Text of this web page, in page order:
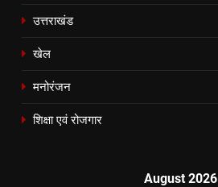
उत्तराखंड
खेल
मनोरंजन
शिक्षा एवं रोजगार
August 2026